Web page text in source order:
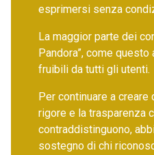
esprimersi senza
La maggior parte dei
Pandora”, come
fruibili da tutti gli utenti.
Per continuare a
rigore e la trasparenza
contraddistinguono,
sostegno di chi